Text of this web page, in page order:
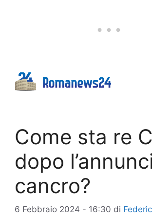
Come sta re
dopo
cancro?
6 Febbraio 2024 - 16:30 di